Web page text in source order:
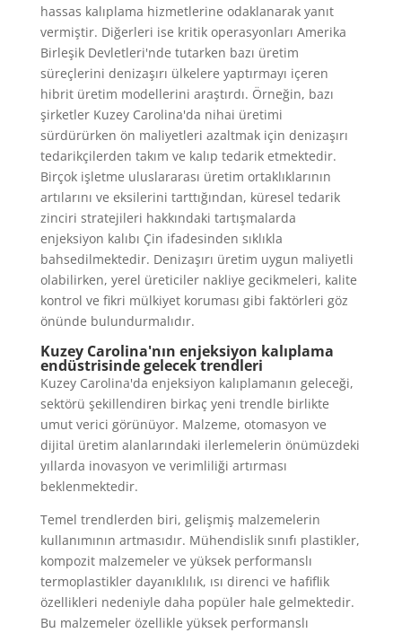
hassas kalıplama hizmetlerine odaklanarak yanıt
vermiştir. Diğerleri ise kritik operasyonları Amerika
Birleşik Devletleri'nde tutarken bazı üretim
süreçlerini denizaşırı ülkelere yaptırmayı içeren
hibrit üretim modellerini araştırdı. Örneğin, bazı
şirketler Kuzey Carolina'da nihai üretimi
sürdürürken ön maliyetleri azaltmak için denizaşırı
tedarikçilerden takım ve kalıp tedarik etmektedir.
Birçok işletme uluslararası üretim ortaklıklarının
artılarını ve eksilerini tarttığından, küresel tedarik
zinciri stratejileri hakkındaki tartışmalarda
enjeksiyon kalıbı Çin ifadesinden sıklıkla
bahsedilmektedir. Denizaşırı üretim uygun maliyetli
olabilirken, yerel üreticiler nakliye gecikmeleri, kalite
kontrol ve fikri mülkiyet koruması gibi faktörleri göz
önünde bulundurmalıdır.
Kuzey Carolina'nın enjeksiyon kalıplama
endüstrisinde gelecek trendleri
Kuzey Carolina'da enjeksiyon kalıplamanın geleceği,
sektörü şekillendiren birkaç yeni trendle birlikte
umut verici görünüyor. Malzeme, otomasyon ve
dijital üretim alanlarındaki ilerlemelerin önümüzdeki
yıllarda inovasyon ve verimliliği artırması
beklenmektedir.
Temel trendlerden biri, gelişmiş malzemelerin
kullanımının artmasıdır. Mühendislik sınıfı plastikler,
kompozit malzemeler ve yüksek performanslı
termoplastikler dayanıklılık, ısı direnci ve hafiflik
özellikleri nedeniyle daha popüler hale gelmektedir.
Bu malzemeler özellikle yüksek performanslı